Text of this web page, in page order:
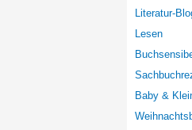
Literatur-
Lesen
Baby &